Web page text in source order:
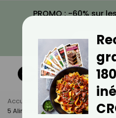
PROMO : -60% sur
VOIR
Accueil Actus
Bien-Être
5 Aliments Pour Combattre